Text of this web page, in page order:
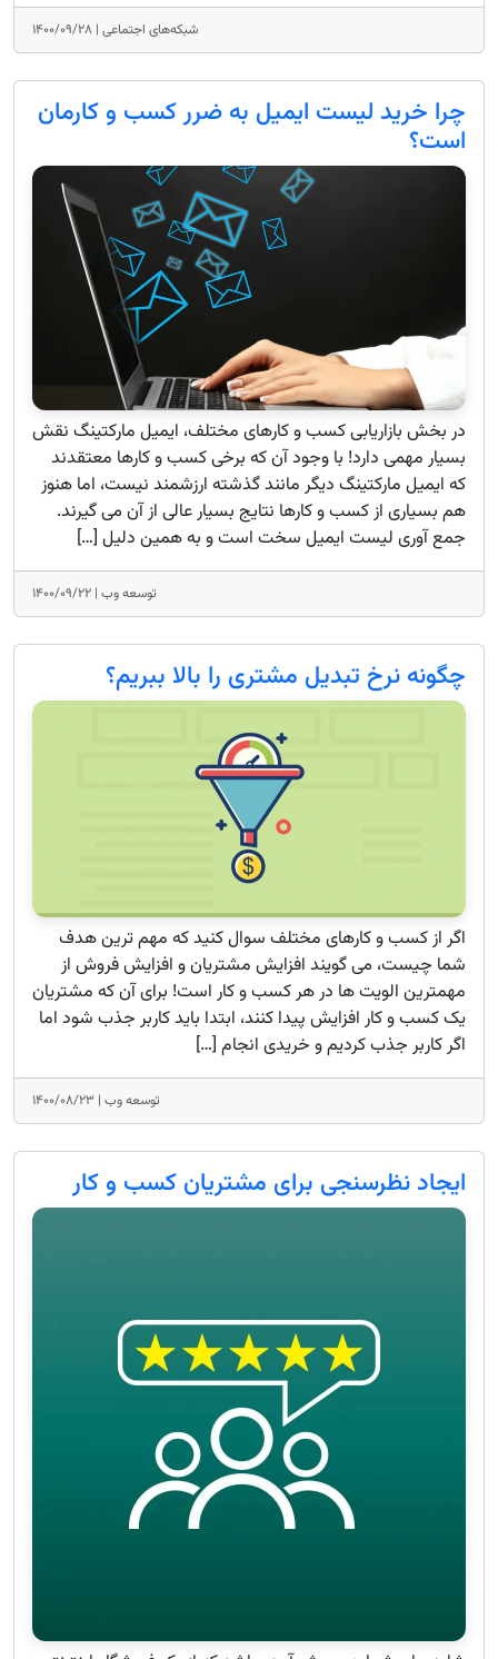
شبکه‌های اجتماعی | ۱۴۰۰/۰۹/۲۸
چرا خرید لیست ایمیل به ضرر کسب و کارمان
است؟
در بخش بازاریابی کسب و کارهای مختلف، ایمیل مارکتینگ نقش
بسیار مهمی دارد! با وجود آن که برخی کسب و کارها معتقدند
که ایمیل مارکتینگ دیگر مانند گذشته ارزشمند نیست، اما هنوز
هم بسیاری از کسب و کارها نتایج بسیار عالی از آن می گیرند.
جمع آوری لیست ایمیل سخت است و به همین دلیل […]
توسعه وب | ۱۴۰۰/۰۹/۲۲
چگونه نرخ تبدیل مشتری را بالا ببریم؟
اگر از کسب و کارهای مختلف سوال کنید که مهم ترین هدف
شما چیست، می گویند افزایش مشتریان و افزایش فروش از
مهمترین الویت ها در هر کسب و کار است! برای آن که مشتریان
یک کسب و کار افزایش پیدا کنند، ابتدا باید کاربر جذب شود اما
اگر کاربر جذب کردیم و خریدی انجام […]
توسعه وب | ۱۴۰۰/۰۸/۲۳
ایجاد نظرسنجی برای مشتریان کسب و کار